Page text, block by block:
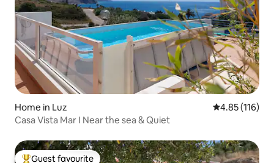
Home in Luz 4.85 out of 5
4.85 (116)
Casa Vista Mar I Near the sea & Quiet
Guest favourite